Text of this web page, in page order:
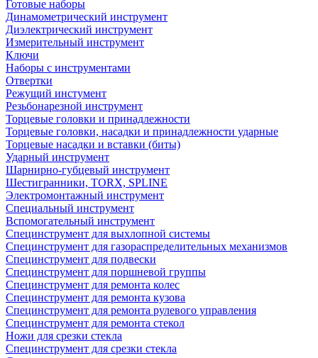
Готовые наборы
Динамометрический инструмент
Диэлектрический инструмент
Измерительный инструмент
Ключи
Наборы с инструментами
Отвертки
Режущий инстумент
Резьбонарезной инструмент
Торцевые головки и принадлежности
Торцевые головки, насадки и принадлежности ударные
Торцевые насадки и вставки (биты)
Ударный инструмент
Шарнирно-губцевый инструмент
Шестигранники, TORX, SPLINE
Электромонтажный инструмент
Специальный инструмент
Вспомогательный инструмент
Специнструмент для выхлопной системы
Специнструмент для газораспределительных механизмов
Специнструмент для подвески
Специнструмент для поршневой группы
Специнструмент для ремонта колес
Специнструмент для ремонта кузова
Специнструмент для ремонта рулевого управления
Специнструмент для ремонта стекол
Ножи для срезки стекла
Специнструмент для срезки стекла